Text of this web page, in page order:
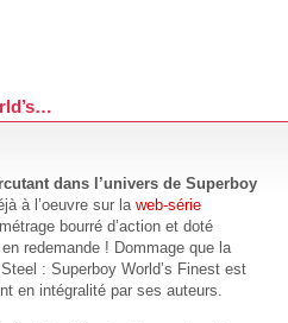
dans l’univers de Superboy
à l’oeuvre sur la web-série
bourré d’action et doté
redemande ! Dommage que la
: Superboy World’s Finest est
en intégralité par ses auteurs.